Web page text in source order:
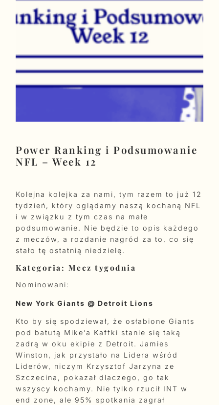
Power Ranking i Podsumowanie
NFL – Week 12
Kolejna kolejka za nami, tym razem to już 12
tydzień, który oglądamy naszą kochaną NFL
i w związku z tym czas na małe
podsumowanie. Nie będzie to opis każdego
z meczów, a rozdanie nagród za to, co się
stało tę ostatnią niedzielę.
Kategoria: Mecz tygodnia
Nominowani:
New York Giants @ Detroit Lions
Kto by się spodziewał, że osłabione Giants
pod batutą Mike’a Kaffki stanie się taką
zadrą w oku ekipie z Detroit. Jamies
Winston, jak przystało na Lidera wśród
Liderów, niczym Krzysztof Jarzyna ze
Szczecina, pokazał dlaczego, go tak
wszyscy kochamy. Nie tylko rzucił INT w
end zone, ale 95% spotkania zagrał